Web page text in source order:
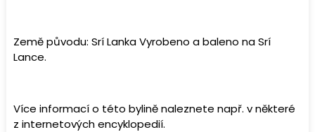
Země původu: Srí Lanka Vyrobeno a baleno na Srí
Lance.
Více informací o této bylině naleznete např. v některé
z internetových encyklopedií.